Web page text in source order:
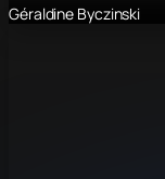
Géraldine Byczinski